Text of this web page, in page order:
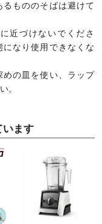
るもののそばは避けて
近づけないでくださ
なり使用できなくな
めの皿を使い、ラップ
。
います